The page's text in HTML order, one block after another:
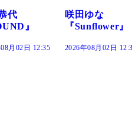
咲田ゆな
『Sunflower』
2026年08月02日 12:30
藤水咲桜
だまり』
2026年08月